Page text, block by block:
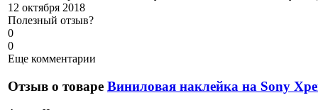
12 октября 2018
Полезный отзыв?
0
0
Еще комментарии
Отзыв о товаре Виниловая наклейка на Sony